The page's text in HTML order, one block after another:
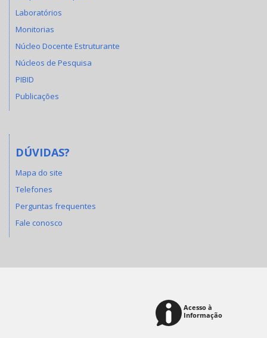
Laboratórios
Monitorias
Núcleo Docente Estruturante
Núcleos de Pesquisa
PIBID
Publicações
DÚVIDAS?
Mapa do site
Telefones
Perguntas frequentes
Fale conosco